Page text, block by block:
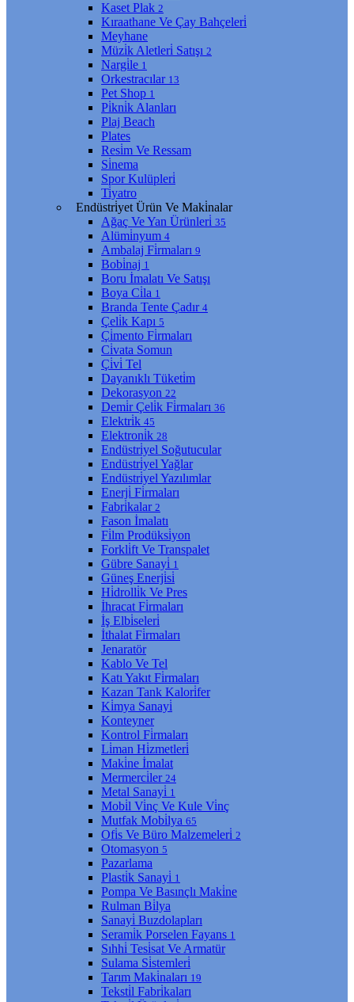
Kaset Plak 2
Kıraathane Ve Çay Bahçeleri̇
Meyhane
Müzi̇k Aletleri̇ Satışı 2
Nargi̇le 1
Orkestracılar 13
Pet Shop 1
Pi̇kni̇k Alanları
Plaj Beach
Plates
Resi̇m Ve Ressam
Si̇nema
Spor Kulüpleri̇
Ti̇yatro
Endüstri̇yet Ürün Ve Maki̇nalar
Ağaç Ve Yan Ürünleri̇ 35
Alümi̇nyum 4
Ambalaj Fi̇rmaları 9
Bobi̇naj 1
Boru İmalatı Ve Satışı
Boya Ci̇la 1
Branda Tente Çadır 4
Çeli̇k Kapı 5
Çi̇mento Fi̇rmaları
Ci̇vata Somun
Çi̇vi̇ Tel
Dayanıklı Tüketi̇m
Dekorasyon 22
Demi̇r Çeli̇k Fi̇rmaları 36
Elektri̇k 45
Elektroni̇k 28
Endüstri̇yel Soğutucular
Endüstri̇yel Yağlar
Endüstri̇yel Yazılımlar
Enerji̇ Fi̇rmaları
Fabri̇kalar 2
Fason İmalatı
Fi̇lm Prodüksi̇yon
Forkli̇ft Ve Transpalet
Gübre Sanayi̇ 1
Güneş Enerji̇si̇
Hi̇drolli̇k Ve Pres
İhracat Fi̇rmaları
İş Elbi̇seleri̇
İthalat Fi̇rmaları
Jenaratör
Kablo Ve Tel
Katı Yakıt Fi̇rmaları
Kazan Tank Kalori̇fer
Ki̇mya Sanayi̇
Konteyner
Kontrol Fi̇rmaları
Li̇man Hi̇zmetleri̇
Maki̇ne İmalat
Mermerci̇ler 24
Metal Sanayi̇ 1
Mobi̇l Vi̇nç Ve Kule Vi̇nç
Mutfak Mobi̇lya 65
Ofi̇s Ve Büro Malzemeleri̇ 2
Otomasyon 5
Pazarlama
Plasti̇k Sanayi̇ 1
Pompa Ve Basınçlı Maki̇ne
Rulman Bi̇lya
Sanayi̇ Buzdolapları
Serami̇k Porselen Fayans 1
Sıhhi̇ Tesi̇sat Ve Armatür
Sulama Si̇stemleri̇
Tarım Maki̇naları 19
Teksti̇l Fabri̇kaları